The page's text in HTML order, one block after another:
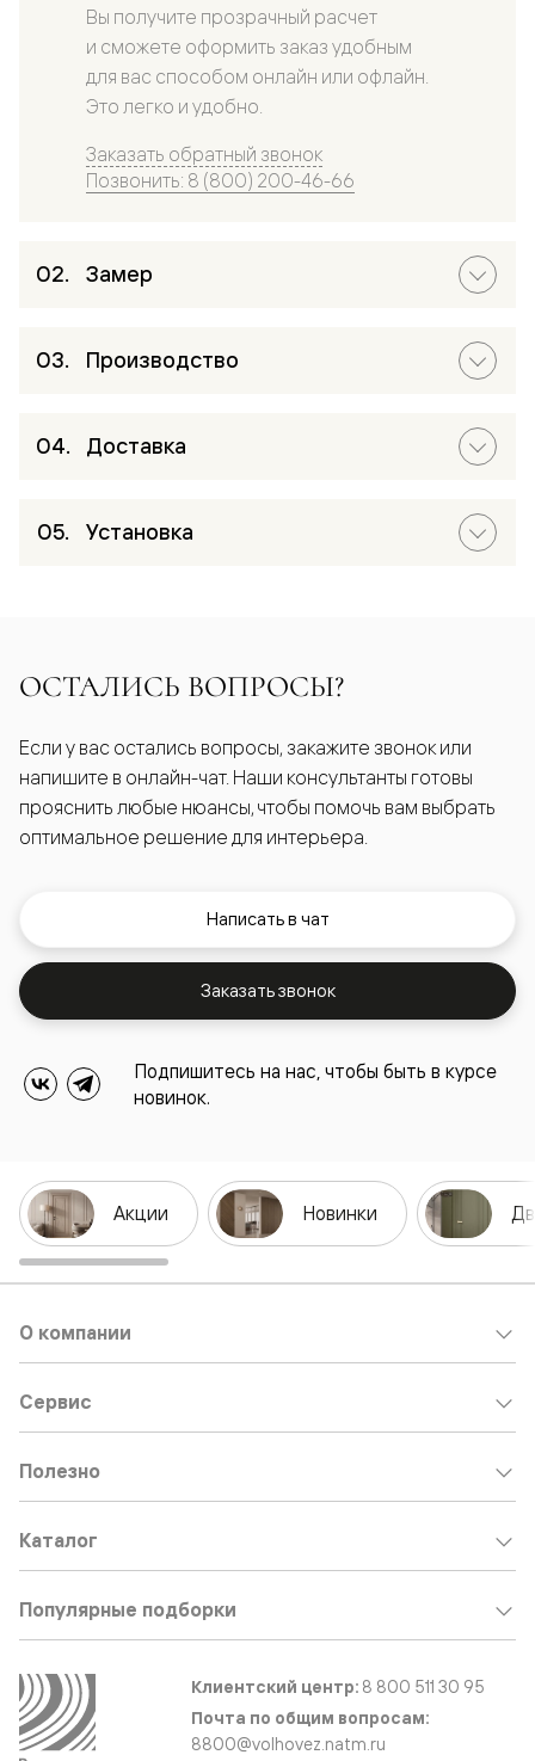
Вы получите прозрачный расчет
и сможете оформить заказ удобным
для вас способом онлайн или офлайн.
Это легко и удобно.
Заказать обратный звонок
Позвонить: 8 (800) 200-46-66
Замер
Производство
Доставка
Установка
ОСТАЛИСЬ ВОПРОСЫ?
Если у вас остались вопросы, закажите звонок или
напишите в онлайн-чат. Наши консультанты готовы
прояснить любые нюансы, чтобы помочь вам выбрать
оптимальное решение для интерьера.
Написать в чат
Заказать звонок
Подпишитесь на нас, чтобы быть в курсе
новинок.
Акции Новинки
О компании
Сервис
Полезно
Каталог
Популярные подборки
Клиентский центр: 8 800 511 30 95
Почта по общим вопросам:
8800@volhovez.natm.ru